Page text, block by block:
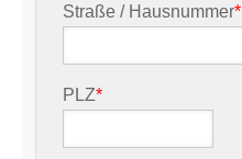
Straße / Hausnummer*
PLZ*